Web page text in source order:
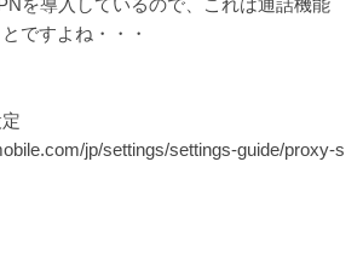
を導入しているので、これは通話機能
ですよね・・・
jp/settings/settings-guide/proxy-s